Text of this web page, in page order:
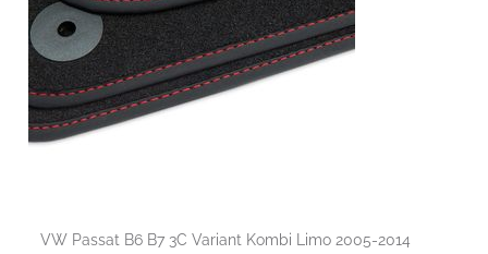
VW Passat B6 B7 3C Variant Kombi Limo 2005-2014